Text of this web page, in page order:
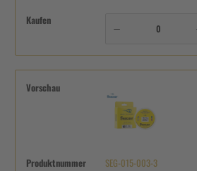
Kaufen
Vorschau
Produktnummer SEG-015-003-3